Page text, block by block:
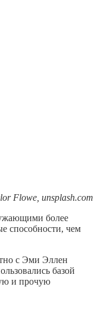
Flowe, unsplash.com
более
способности, чем
с Эми Эллен
базой
и прочую